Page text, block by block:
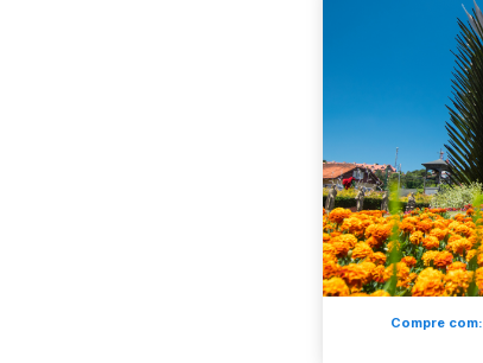
Compre com: